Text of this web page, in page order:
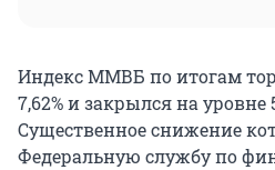
Индекс ММВБ по итогам
7,62% и закрылся на уровне
Существенное снижение
Федеральную службу по